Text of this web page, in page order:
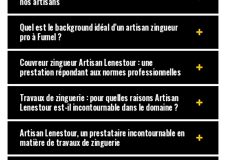
Quel est le background idéal d’un artisan zingueur
pro à Fumel ?
Couvreur zingueur Artisan Lenestour : une
prestation répondant aux normes professionnelles
Travaux de zinguerie : pour quelles raisons Artisan
Lenestour est-il incontournable dans le domaine ?
Artisan Lenestour, un prestataire incontournable en
matière de travaux de zinguerie